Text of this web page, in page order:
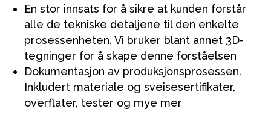
En stor innsats for å sikre at kunden forstår
alle de tekniske detaljene til den enkelte
prosessenheten. Vi bruker blant annet 3D-
tegninger for å skape denne forståelsen
Dokumentasjon av produksjonsprosessen.
Inkludert materiale og sveisesertifikater,
overflater, tester og mye mer